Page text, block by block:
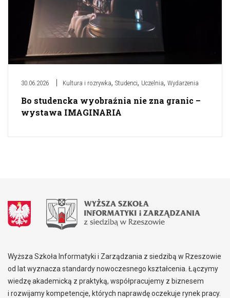
30.06.2026 Kultura i rozrywka, Studenci, Uczelnia, Wydarzenia
Bo studencka wyobraźnia nie zna granic –
wystawa IMAGINARIA
Wyższa Szkoła Informatyki i Zarządzania z siedzibą w Rzeszowie
od lat wyznacza standardy nowoczesnego kształcenia. Łączymy
wiedzę akademicką z praktyką, współpracujemy z biznesem
i rozwijamy kompetencje, których naprawdę oczekuje rynek pracy.